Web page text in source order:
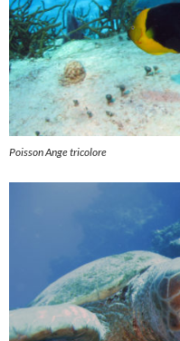
Poisson Ange tricolore